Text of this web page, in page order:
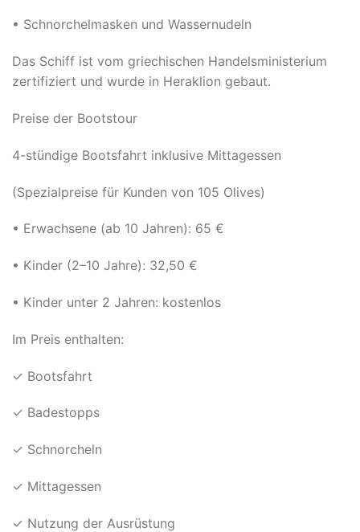
• Schnorchelmasken und Wassernudeln
Das Schiff ist vom griechischen Handelsministerium
zertifiziert und wurde in Heraklion gebaut.
Preise der Bootstour
4-stündige Bootsfahrt inklusive Mittagessen
(Spezialpreise für Kunden von 105 Olives)
• Erwachsene (ab 10 Jahren): 65 €
• Kinder (2–10 Jahre): 32,50 €
• Kinder unter 2 Jahren: kostenlos
Im Preis enthalten:
✓ Bootsfahrt
✓ Badestopps
✓ Schnorcheln
✓ Mittagessen
✓ Nutzung der Ausrüstung